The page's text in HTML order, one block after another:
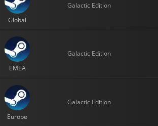
Global
Galactic Edition
EMEA
Galactic Edition
Europe
Galactic Edition